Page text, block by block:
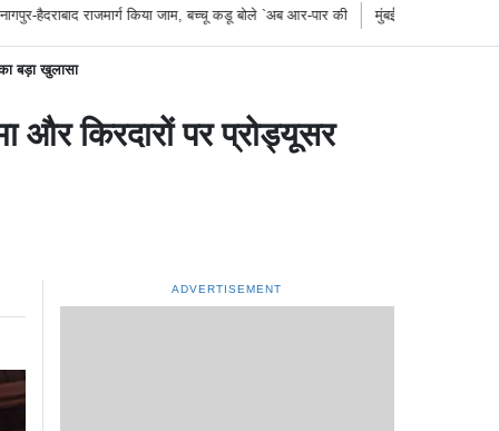
किया जाम, बच्चू कडू बोले `अब आर-पार की मुंबई के वेस्टर्न एक्सप्रेस हाईवे पर वनराई पुलिस
बड़ा खुलासा
किरदारों पर प्रोड्यूसर
ADVERTISEMENT